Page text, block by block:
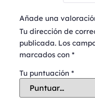
Añade una
Tu dirección de
publicada. Los
marcados con *
Tu puntuación *